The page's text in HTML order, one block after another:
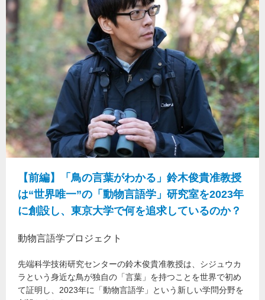
【前編】「鳥の言葉がわかる」鈴木俊貴准教授
は“世界唯一”の「動物言語学」研究室を2023年
に創設し、東京大学で何を追求しているのか？
動物言語学プロジェクト
先端科学技術研究センターの鈴木俊貴准教授は、シジュウカ
ラという身近な鳥が独自の「言葉」を持つことを世界で初め
て証明し、2023年に「動物言語学」という新しい学問分野を